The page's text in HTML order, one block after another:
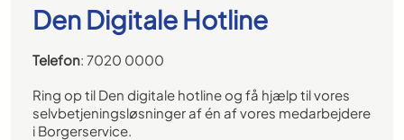
Den Digitale Hotline
Telefon: 7020 0000
Ring op til Den digitale hotline og få hjælp til vores
selvbetjeningsløsninger af én af vores medarbejdere
i Borgerservice.